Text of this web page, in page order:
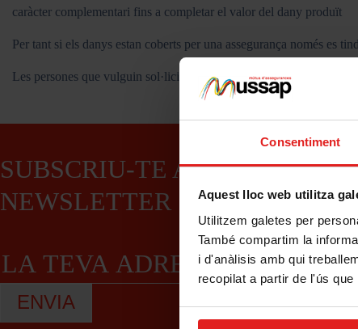
Consentiment
Aquest lloc web utilitza
Utilitzem galetes per
També compartim la
i d'anàlisis amb qui
recopilat a partir de l'ús
caràcter complementari fins a completar el valor del dany produït
Per tant si els danys estan coberts per una assegurança només es
Les persones que vulguin sol·licitar aquesta ajuda han de
SUBSCRIU-TE A LA NOSTRA
NEWSLETTER